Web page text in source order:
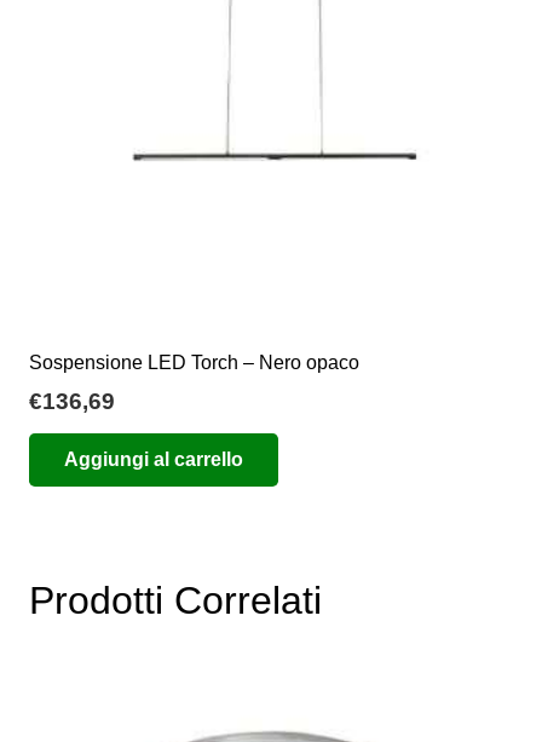
Sospensione LED Torch – Nero opaco
€136,69
Aggiungi al carrello
Prodotti Correlati